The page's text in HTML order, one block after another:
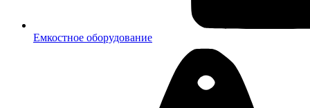
Емкостное оборудование